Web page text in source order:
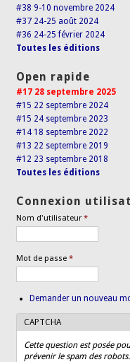
#38 9-10 novembre 2024
#37 24-25 août 2024
#36 24-25 février 2024
Toutes les éditions
Open rapide
#17 28 septembre 2025
#15 22 septembre 2024
#15 24 septembre 2023
#14 18 septembre 2022
#13 22 septembre 2019
#12 23 septembre 2018
Toutes les éditions
Connexion
Nom d'utilisateur*
Mot de passe*
Demander un nouveau
CAPTCHA
Cette question est posée
prévenir le spam des robots.